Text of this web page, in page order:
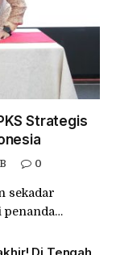
Strategis
0
sekadar
penanda…